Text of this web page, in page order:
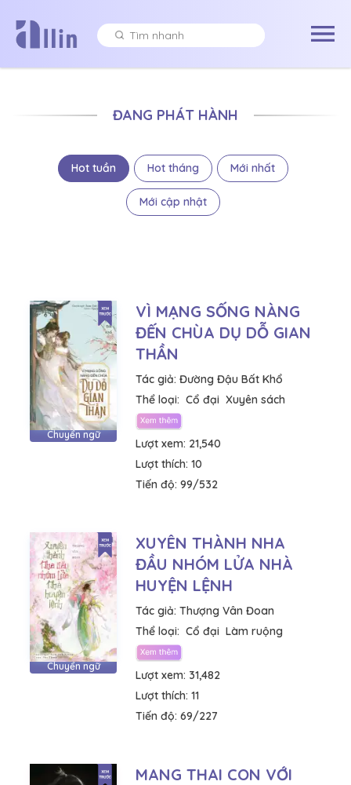
ĐANG PHÁT HÀNH
Hot tuần Hot tháng Mới nhất
Mới cập nhật
Chuyển ngữ
VÌ MẠNG SỐNG NÀNG
ĐẾN CHÙA DỤ DỖ GIAN
THẦN
Tác giả: Đường Đậu Bất Khổ
Thể loại: Cổ đại Xuyên sách
Lượt xem: 21,540
Lượt thích: 10
Tiến độ: 99/532
Chuyển ngữ
XUYÊN THÀNH NHA
ĐẦU NHÓM LỬA NHÀ
HUYỆN LỆNH
Tác giả: Thượng Vân Đoan
Thể loại: Cổ đại Làm ruộng
Lượt xem: 31,482
Lượt thích: 11
Tiến độ: 69/227
MANG THAI CON VỚI